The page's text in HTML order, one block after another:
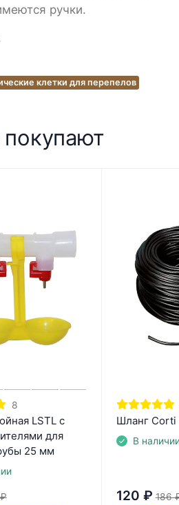
ручки.
клетки для перепелов
8
LSTL с
для
25 мм
₽
Шланг Corti
В
120 ₽ 186